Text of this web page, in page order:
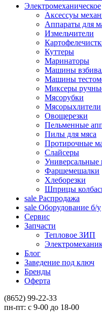
Электромеханическое
Аксессуы
Аппараты для
Измельчители
Куттеры
Маринаторы
Машины
Машины
Миксеры
Мясорубки
Мясорыхлители
Овощерезки
Пельменные
Пилы для мяса
Протирочные
Слайсеры
Фаршемешалки
Хлеборезки
Шприцы
sale Распродажа
sale Оборудование б/у
Сервис
Запчасти
Тепловое ЗИП
Блог
Заведение под ключ
Бренды
Оферта
(8652) 99-22-33
пн-пт: с 9-00 до 18-00